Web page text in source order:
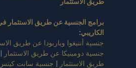
عن طريق الاستثمار في منطقة البحر
وباربودا عن طريق الاستثمار| برنامج
عن طريق الاستثمار| جنسية غرينادا عن
جنسية سانت كيتس ونيفيس عن